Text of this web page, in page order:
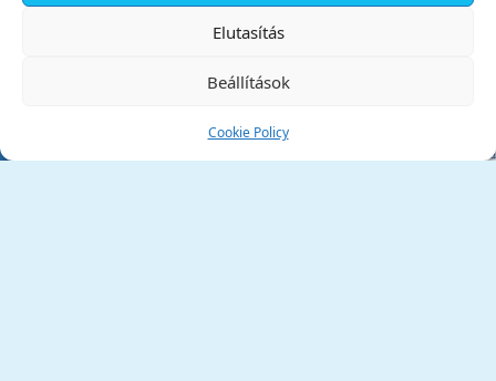
Elutasítás
Beállítások
Cookie Policy
Tata Város Önkormányzata
✕